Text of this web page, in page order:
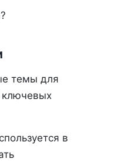
темы для
ключевых
в